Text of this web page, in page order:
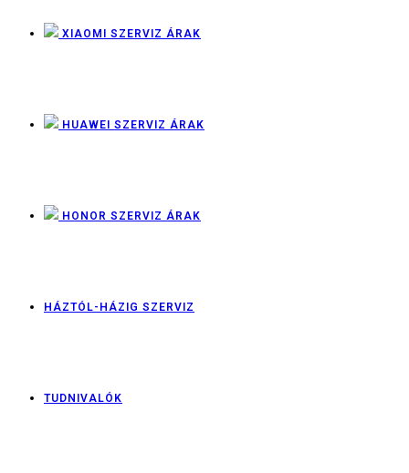
XIAOMI SZERVIZ ÁRAK
HUAWEI SZERVIZ ÁRAK
HONOR SZERVIZ ÁRAK
HÁZTÓL-HÁZIG SZERVIZ
TUDNIVALÓK